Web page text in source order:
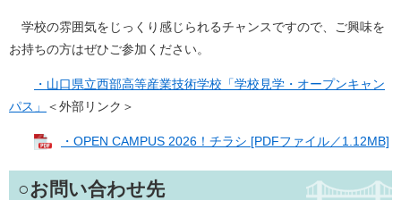
学校の雰囲気をじっくり感じられるチャンスですので、ご興味を
お持ちの方はぜひご参加ください。
・山口県立西部高等産業技術学校「学校見学・オープンキャン
パス」
＜外部リンク＞
・OPEN CAMPUS 2026！チラシ [PDFファイル／1.12MB]
○お問い合わせ先